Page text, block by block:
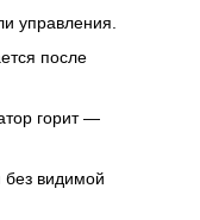
управления.
после
горит —
без видимой